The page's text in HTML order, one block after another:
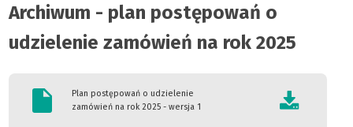
na
2025
Archiwum - plan postępowań o
udzielenie zamówień na rok 2025
Plan postępowań o udzielenie
zamówień na rok 2025 - wersja 1